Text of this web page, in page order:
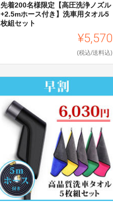
先着200名様限定【高圧洗浄ノズル
+2.5mホース付き】洗車用タオル5
枚組セット
¥5,570
(税込/送料込)